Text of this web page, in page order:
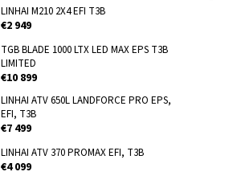
LINHAI M210 2X4 EFI T3B
€2 949
TGB BLADE 1000 LTX LED MAX EPS T3B
LIMITED
€10 899
LINHAI ATV 650L LANDFORCE PRO EPS,
EFI, T3B
€7 499
LINHAI ATV 370 PROMAX EFI, T3B
€4 099